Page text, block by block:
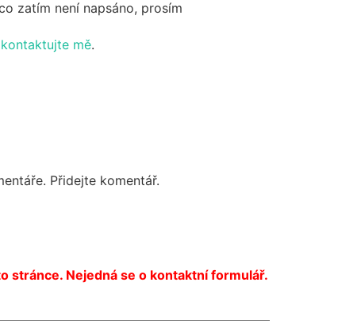
zatím není napsáno, prosím
kontaktujte mě.
Přidejte komentář.
stránce. Nejedná se o kontaktní formulář.